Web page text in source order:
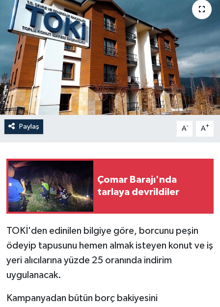
Paylaş A- A+
Çomar Barajı'nda
tarlaya devrildiler
TOKİ'den edinilen bilgiye göre, borcunu peşin
ödeyip tapusunu hemen almak isteyen konut ve iş
yeri alıcılarına yüzde 25 oranında indirim
uygulanacak.
Kampanyadan bütün borç bakiyesini
GÜNCEL
AKTÜEL
EĞİTİM
İLÇELER
OTOPARK
TEKNOLOJİ
Tüm Manşetler
Son Dakika Haberleri
Haber Arşivi